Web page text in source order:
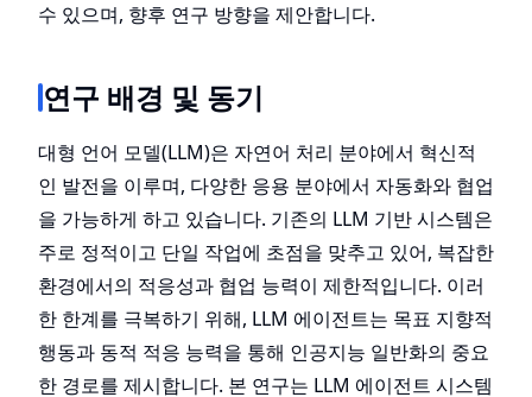
수 있으며, 향후 연구 방향을 제안합니다.
연구 배경 및 동기
대형 언어 모델(LLM)은 자연어 처리 분야에서 혁신적
인 발전을 이루며, 다양한 응용 분야에서 자동화와 협업
을 가능하게 하고 있습니다. 기존의 LLM 기반 시스템은
주로 정적이고 단일 작업에 초점을 맞추고 있어, 복잡한
환경에서의 적응성과 협업 능력이 제한적입니다. 이러
한 한계를 극복하기 위해, LLM 에이전트는 목표 지향적
행동과 동적 적응 능력을 통해 인공지능 일반화의 중요
한 경로를 제시합니다. 본 연구는 LLM 에이전트 시스템